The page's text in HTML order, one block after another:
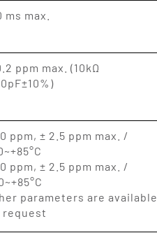
ms max.
ppm max. (10kΩ
ppm, ± 2.5 ppm max. /
ppm, ± 2.5 ppm max. /
parameters are available
request